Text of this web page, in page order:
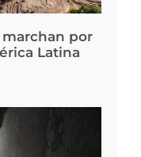
por
Latina